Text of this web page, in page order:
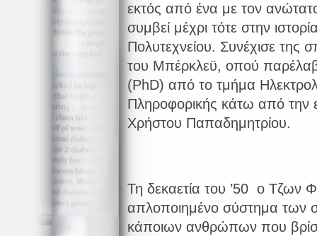
εκτός από ένα με τον
συμβεί μέχρι τότε στην
Πολυτεχνείου. Συνέχισε της
του Μπέρκλεϋ, οπού
(PhD) από το τμήμα
Πληροφορικής κάτω από την
Χρήστου Παπαδημητρίου.
Τη δεκαετία του ’50 ο Τζων
απλοποιημένο σύστημα των
κάποιων ανθρώπων που